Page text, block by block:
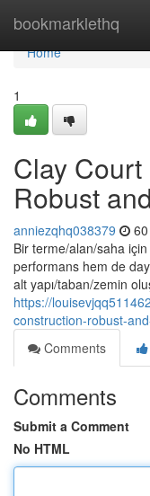
bookmarklethq
Home
Home
1
Clay
Robust
anniezqhq038379
Bir terme/alan/saha için
performans hem de
alt yapı/taban/zemin
https://
construction-robust-
Comments
Comments
Submit a Comment
No HTML